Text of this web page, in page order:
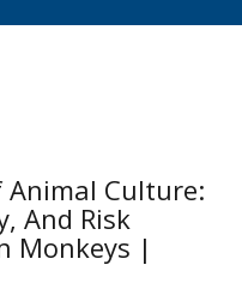
Animal Culture:
And Risk
Monkeys |